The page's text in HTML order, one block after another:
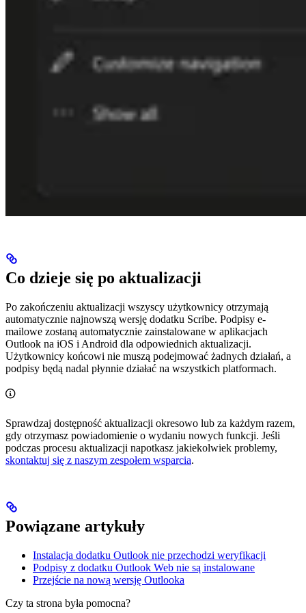
Co dzieje się po aktualizacji
Po zakończeniu aktualizacji wszyscy użytkownicy otrzymają
automatycznie najnowszą wersję dodatku Scribe. Podpisy e-
mailowe zostaną automatycznie zainstalowane w aplikacjach
Outlook na iOS i Android dla odpowiednich aktualizacji.
Użytkownicy końcowi nie muszą podejmować żadnych działań, a
podpisy będą nadal płynnie działać na wszystkich platformach.
Sprawdzaj dostępność aktualizacji okresowo lub za każdym razem,
gdy otrzymasz powiadomienie o wydaniu nowych funkcji. Jeśli
podczas procesu aktualizacji napotkasz jakiekolwiek problemy,
skontaktuj się z naszym zespołem wsparcia.
Powiązane artykuły
Instalacja dodatku Outlook nie przechodzi weryfikacji
Podpisy z dodatku Outlook Web nie są instalowane
Przejście na nową wersję Outlooka
Czy ta strona była pomocna?